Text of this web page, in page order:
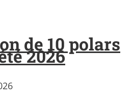
de 10 polars
2026